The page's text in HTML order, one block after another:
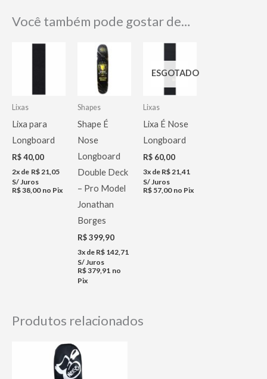
Você também pode gostar de…
Lixas
Lixa para
Longboard
R$40,00
2x de R$ 21,05
S/ Juros
R$38,00 no Pix
Shapes
Shape É
Nose
Longboard
Double Deck
– Pro Model
Jonathan
Borges
R$399,90
3x de R$142,71
S/ Juros
R$379,91 no
Pix
ESGOTADO
Lixas
Lixa É Nose
Longboard
R$60,00
3x de R$21,41
S/ Juros
R$57,00 no Pix
Produtos relacionados